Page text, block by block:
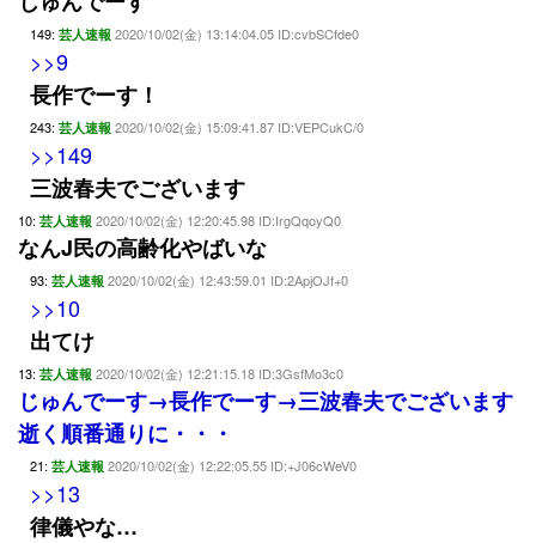
149: 芸人速報 2020/10/02(金) 13:14:04.05 ID:cvbSCfde0
>>9
長作でーす！
243: 芸人速報 2020/10/02(金) 15:09:41.87 ID:VEPCukC/0
>>149
三波春夫でございます
10: 芸人速報 2020/10/02(金) 12:20:45.98 ID:IrgQqoyQ0
なんJ民の高齢化やばいな
93: 芸人速報 2020/10/02(金) 12:43:59.01 ID:2ApjOJf+0
>>10
出てけ
13: 芸人速報 2020/10/02(金) 12:21:15.18 ID:3GsfMo3c0
じゅんでーす→長作でーす→三波春夫でございます
逝く順番通りに・・・
21: 芸人速報 2020/10/02(金) 12:22:05.55 ID:+J06cWeV0
>>13
律儀やな…